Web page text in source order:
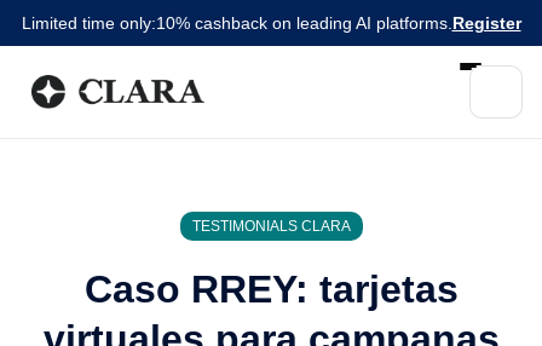
Limited time only:10% cashback on leading AI platforms. Register
TESTIMONIALS CLARA
Caso RREY: tarjetas